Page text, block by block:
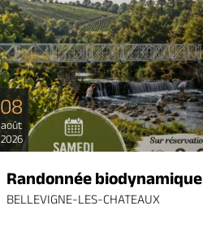
08
août
2026
Randonnée biodynamique
BELLEVIGNE-LES-CHATEAUX